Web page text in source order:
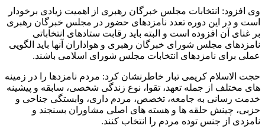
وی افزود: انتخابات مجلس خبرگان رهبری از اهمیت زیادی برخودار
است و در این دوره تعدد نامزدهای حضور در مجلس خبرگان رهبری
بر غنای آن افزوده است و البته باید رقابت ستادهای انتخاباتی
نامزدهای مجلس شورای خبرگان رهبری و هواداران آنها باید الگویی
عملی برای نامزدهای انتخابات مجلس شورای اسلامی باشند.
حجت الاسلام کریمی تبار خاطرنشان کرد: مردم نامزدها را در زمینه
های مختلف از جمله تعهد، تقوا، نوع زندگی شخصی، سابقه و پیشینه
خدمت رسانی به جامعه، تخصص، مردم داری، وابستگی جناحی و
حزبی، چینش حلقه ها و هسته های اصلی مشاوران بسنجند و
نامزدی از جنس توده مردم را انتخاب کنند.